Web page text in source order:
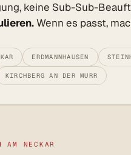
keine Sub-Sub-
Wenn es passt,
ERDMANNHAUSEN
KIRCHBERG AN DER MURR
AM NECKAR